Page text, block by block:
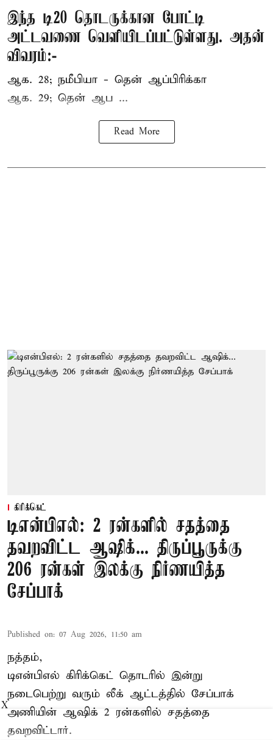
இந்த டி20 தொடருக்கான போட்டி
அட்டவணை வெளியிடப்பட்டுள்ளது. அதன்
விவரம்:-
ஆக. 28; நமீபியா - தென் ஆப்பிரிக்கா
ஆக. 29; தென் ஆப ...
Read More
கிரிக்கெட்
டிஎன்பிஎல்: 2 ரன்களில் சதத்தை
தவறவிட்ட ஆஷிக்... திருப்பூருக்கு
206 ரன்கள் இலக்கு நிர்ணயித்த
சேப்பாக்
Published on: 07 Aug 2026, 11:50 am
நத்தம்,
டிஎன்பிஎல் கிரிக்கெட் தொடரில் இன்று
நடைபெற்று வரும் லீக் ஆட்டத்தில் சேப்பாக்
அணியின் ஆஷிக் 2 ரன்களில் சதத்தை
தவறவிட்டார்.
X